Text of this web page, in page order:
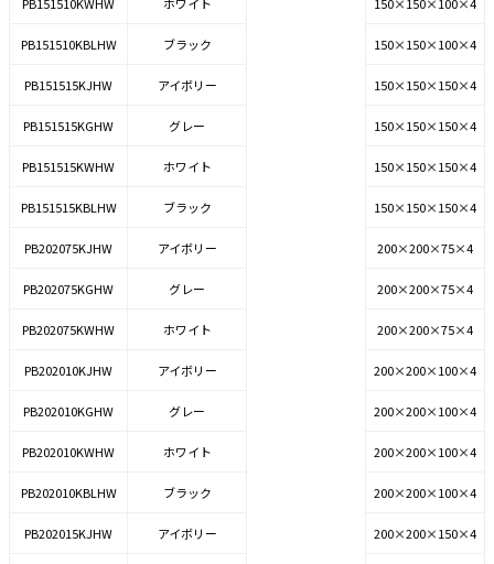
PB151510KWHW ホワイト 150×150×100×4
PB151510KBLHW ブラック 150×150×100×4
PB151515KJHW アイボリー 150×150×150×4
PB151515KGHW グレー 150×150×150×4
PB151515KWHW ホワイト 150×150×150×4
PB151515KBLHW ブラック 150×150×150×4
PB202075KJHW アイボリー 200×200×75×4
PB202075KGHW グレー 200×200×75×4
PB202075KWHW ホワイト 200×200×75×4
PB202010KJHW アイボリー 200×200×100×4
PB202010KGHW グレー 200×200×100×4
PB202010KWHW ホワイト 200×200×100×4
PB202010KBLHW ブラック 200×200×100×4
PB202015KJHW アイボリー 200×200×150×4